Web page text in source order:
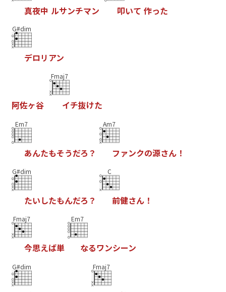
真夜中 ルサンチマン 叩いて 作った
G#dim
デロリ アン
阿佐ヶ谷
Fmaj7
イチ抜けた
Em7
あんたもそうだろ ？
Am7
フ ァンクの源さん！
G#dim
たいしたもんだろ ？
C
前健さん！
Fmaj7
今思えば単
Em7
なるワンシーン
G#dim Fmaj7